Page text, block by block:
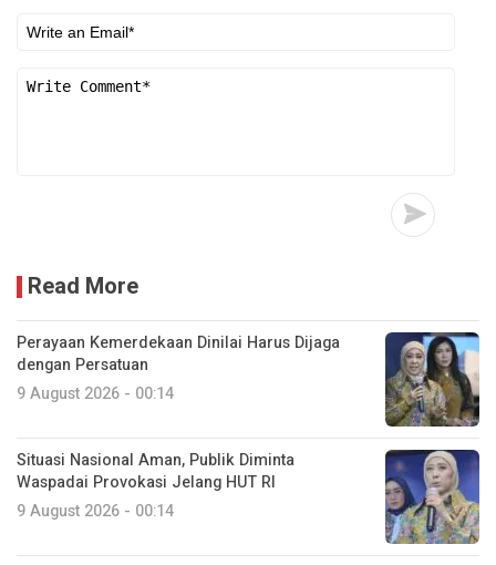
Read More
Perayaan Kemerdekaan Dinilai Harus Dijaga
dengan Persatuan
9 August 2026 - 00:14
Situasi Nasional Aman, Publik Diminta
Waspadai Provokasi Jelang HUT RI
9 August 2026 - 00:14